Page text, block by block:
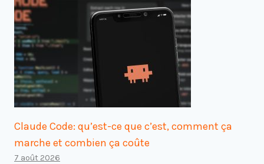
Claude Code: qu’est-ce que c’est, comment ça
marche et combien ça coûte
7 août 2026